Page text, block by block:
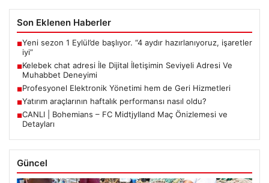
Son Eklenen Haberler
■Yeni sezon 1 Eylül’de başlıyor. “4 aydır hazırlanıyoruz, işaretler
iyi”
■Kelebek chat adresi İle Dijital İletişimin Seviyeli Adresi Ve
Muhabbet Deneyimi
■Profesyonel Elektronik Yönetimi hem de Geri Hizmetleri
■Yatırım araçlarının haftalık performansı nasıl oldu?
■CANLI | Bohemians – FC Midtjylland Maç Önizlemesi ve
Detayları
Güncel